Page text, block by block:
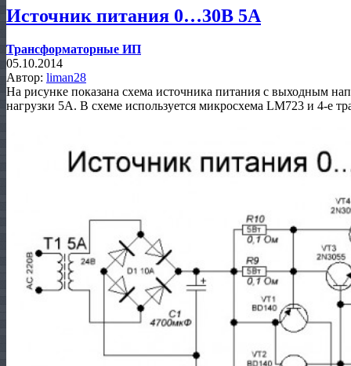
Источник питания 0…30В 5А
Трансформаторные ИП
05.10.2014
Автор: liman28
На рисунке показана схема источника питания с выходным
нагрузки 5А. В схеме используется микросхема LM723 и 4-е